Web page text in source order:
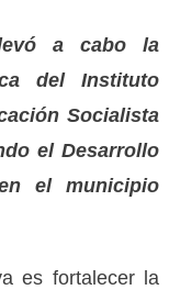
a cabo la
del Instituto
Socialista
el Desarrollo
el municipio
es fortalecer la